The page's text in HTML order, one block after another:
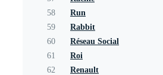
58
Run
59
Rabbit
60
Réseau Social
61
Roi
62
Renault